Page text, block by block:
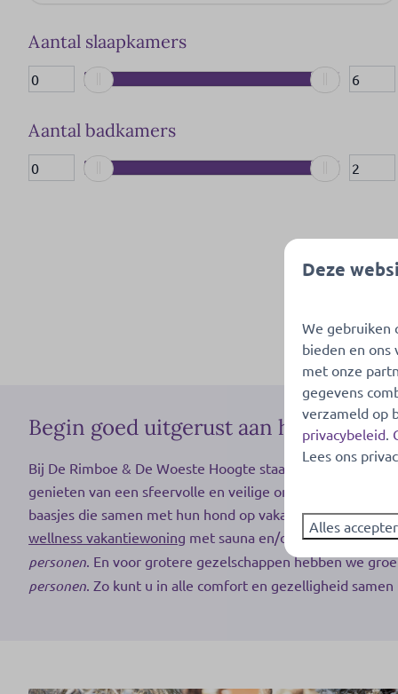
Berging (9)
Omheinde tuin (1)
Gelegen nabij een speeltuin (2)
Gelegen aan de visvijver (1)
Aantal slaapkamers
Aantal badkamers
Begin goed uitgerust aan het nieuwe
Bij De Rimboe & De Woeste Hoogte staat rust en
genieten van een sfeervolle en veilige omgeving zonder
baasjes die samen met hun hond op vakantie willen.
wellness vakantiewoning met sauna en/of hottub. Onze
personen. En voor grotere gezelschappen hebben we
personen. Zo kunt u in alle comfort en gezelligheid
Deze
We gebruiken
bieden en ons
met onze
gegevens
verzameld op
privacybeleid
Lees ons
Alles